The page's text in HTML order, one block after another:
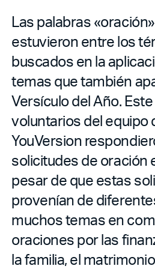
Las palabras
estuvieron entre los
buscados en la
temas que también
Versículo del Año.
voluntarios del equipo
YouVersion
solicitudes de oración
pesar de que estas
provenían de
muchos temas en
oraciones por las
la familia, el